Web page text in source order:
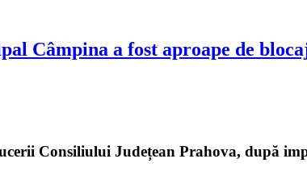
Câmpina a fost aproape de
Consiliului Județean Prahova, după